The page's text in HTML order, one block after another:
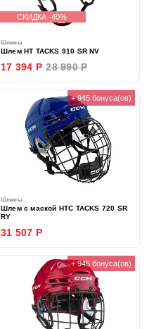
СКИДКА -40%
Шлемы
Шлем HT TACKS 910 SR NV
17 394 Р 28 990 Р
+ 945 бонуса(ов)
Шлемы
Шлем с маской HTC TACKS 720 SR
RY
31 507 Р
+ 945 бонуса(ов)